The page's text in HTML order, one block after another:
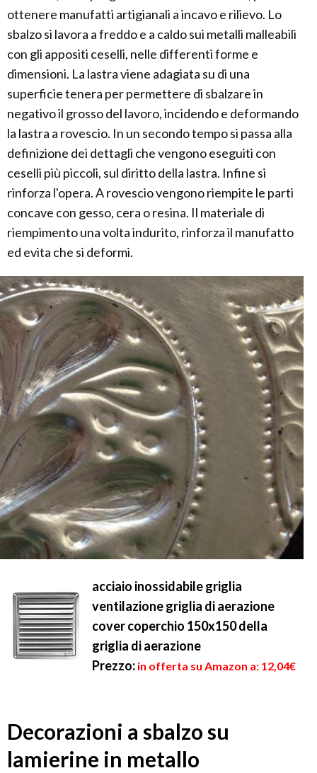
ottenere manufatti artigianali a incavo e rilievo. Lo
sbalzo si lavora a freddo e a caldo sui metalli malleabili
con gli appositi ceselli, nelle differenti forme e
dimensioni. La lastra viene adagiata su di una
superficie tenera per permettere di sbalzare in
negativo il grosso del lavoro, incidendo e deformando
la lastra a rovescio. In un secondo tempo si passa alla
definizione dei dettagli che vengono eseguiti con
ceselli più piccoli, sul diritto della lastra. Infine si
rinforza l'opera. A rovescio vengono riempite le parti
concave con gesso, cera o resina. Il materiale di
riempimento una volta indurito, rinforza il manufatto
ed evita che si deformi.
acciaio inossidabile griglia
ventilazione griglia di aerazione
cover coperchio 150x150 della
griglia di aerazione
Prezzo: in offerta su Amazon a: 12,04€
Decorazioni a sbalzo su
lamierine in metallo